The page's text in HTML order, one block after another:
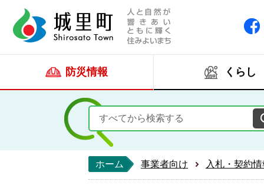
防災情報 くらし
ホーム 事業者向け 入札・契約